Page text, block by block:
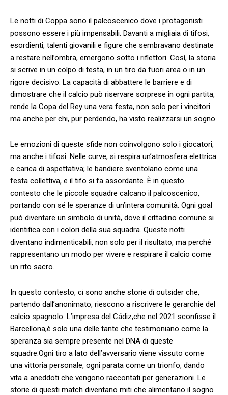
Le⁣ notti ​di Coppa sono il palcoscenico dove i protagonisti
possono essere i più impensabili. Davanti a migliaia ⁤di⁣ tifosi,
esordienti,⁣ talenti giovanili e ‌figure che sembravano destinate
a restare ⁢nell’ombra, emergono sotto i riflettori. Così, la⁢ storia
si scrive in un colpo di testa, in un tiro da fuori area‍ o in un
rigore decisivo. La‌ capacità di abbattere le barriere e di
dimostrare che il calcio⁢ può riservare sorprese in ogni partita,
rende la Copa del Rey‍ una vera festa, non solo per i vincitori‌
ma anche per chi, ⁣pur ‌perdendo, ha visto realizzarsi un ⁤sogno.
Le emozioni di queste sfide ⁢non coinvolgono solo⁣ i ​giocatori,
⁤ma anche i tifosi. Nelle curve, si respira un’atmosfera elettrica
‍e carica di aspettativa; le bandiere sventolano come una
‍festa collettiva, e il tifo si fa assordante. È in questo
contesto che le piccole squadre‌ calcano il palcoscenico,
portando con sé le speranze ​di un’intera comunità. ‌Ogni goal
può diventare un simbolo di unità, dove il cittadino ⁢comune si
identifica con i⁢ colori⁤ della sua ‍squadra. Queste notti
diventano indimenticabili, non solo per il risultato, ma perché
rappresentano un modo per vivere e‌ respirare il calcio come
un ⁤rito ‍sacro.
In questo contesto, ci sono anche⁢ storie di outsider che,
partendo dall’anonimato, riescono a ⁣riscrivere ‍le gerarchie del
calcio spagnolo. L’impresa del Cádiz,che nel 2021 ​sconfisse il
Barcellona,è solo una delle tante che testimoniano‍ come la⁤
speranza sia⁢ sempre ‌presente nel DNA ‌di ⁢queste
squadre.Ogni tiro a lato dell’avversario viene vissuto come
una‌ vittoria⁤ personale, ogni parata come un trionfo, dando
vita a aneddoti​ che vengono raccontati per generazioni. Le⁣
storie di questi⁢ match diventano miti che alimentano il sogno